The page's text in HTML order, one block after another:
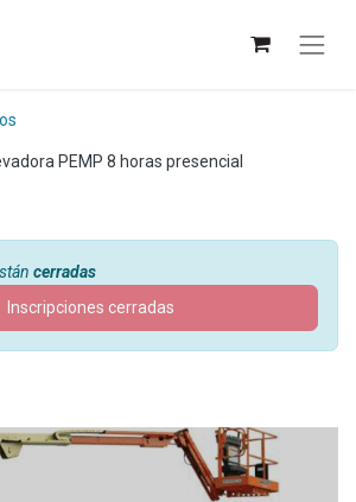
PEMP 8 horas presencial
cerradas
Inscripciones cerradas